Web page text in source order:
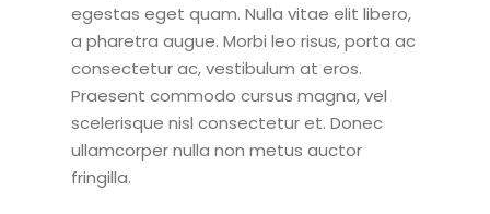
egestas eget quam. Nulla vitae elit libero,
a pharetra augue. Morbi leo risus, porta ac
consectetur ac, vestibulum at eros.
Praesent commodo cursus magna, vel
scelerisque nisl consectetur et. Donec
ullamcorper nulla non metus auctor
fringilla.